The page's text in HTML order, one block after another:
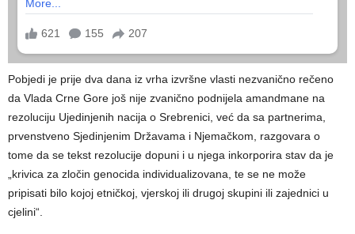
Pobjedi je prije dva dana iz vrha izvršne vlasti nezvanično rečeno
da Vlada Crne Gore još nije zvanično podnijela amandmane na
rezoluciju Ujedinjenih nacija o Srebrenici, već da sa partnerima,
prvenstveno Sjedinjenim Državama i Njemačkom, razgovara o
tome da se tekst rezolucije dopuni i u njega inkorporira stav da je
„krivica za zločin genocida individualizovana, te se ne može
pripisati bilo kojoj etničkoj, vjerskoj ili drugoj skupini ili zajednici u
cjelini“.